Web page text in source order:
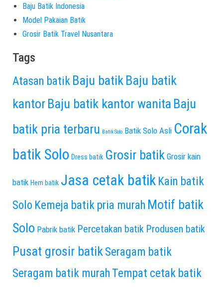
Baju Batik Indonesia
Model Pakaian Batik
Grosir Batik Travel Nusantara
Tags
Atasan batik Baju batik Baju batik
kantor Baju batik kantor wanita Baju
batik pria terbaru Batik Solo Batik Solo Asli Corak
batik Solo Dress batik Grosir batik Grosir kain
batik Hem batik Jasa cetak batik Kain batik
Solo Kemeja batik pria murah Motif batik
Solo Pabrik batik Percetakan batik Produsen batik
Pusat grosir batikSeragam batik
Seragam batik murah Tempat cetak batik